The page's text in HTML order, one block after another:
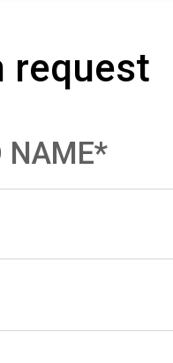
request
NAME*